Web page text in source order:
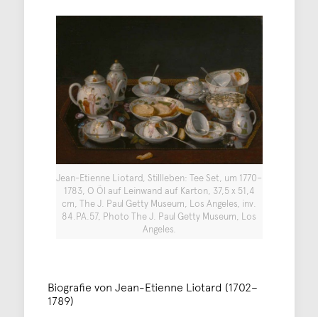
Jean-Etienne Liotard, Stillleben: Tee Set, um 1770–
1783, O Öl auf Leinwand auf Karton, 37,5 x 51,4
cm, The J. Paul Getty Museum, Los Angeles, inv.
84.PA.57, Photo The J. Paul Getty Museum, Los
Angeles.
Biografie von Jean-Etienne Liotard (1702–
1789)